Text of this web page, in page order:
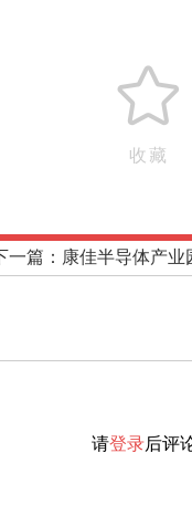
收藏
一篇：康佳半导体产业
请登录后评